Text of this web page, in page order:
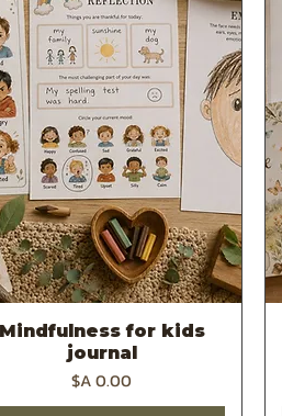
תצוגה מהירה
Mindfulness for kids
journal
מחיר